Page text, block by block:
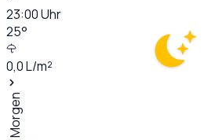
23:00Uhr
25°
0,0L/m²
Morgen